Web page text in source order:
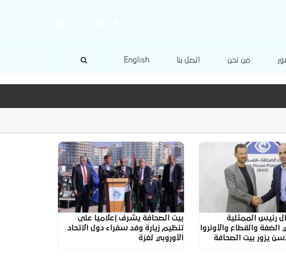
من نحن اتصل بنا English
رئيس الممثلية
الضفة والقطاع والأونروا
يزور بيت الصحافة
بيت الصحافة يشرف إعلاميا على
تنظيم زيارة وفد سفراء دول الاتحاد
الأوروبي لغزة